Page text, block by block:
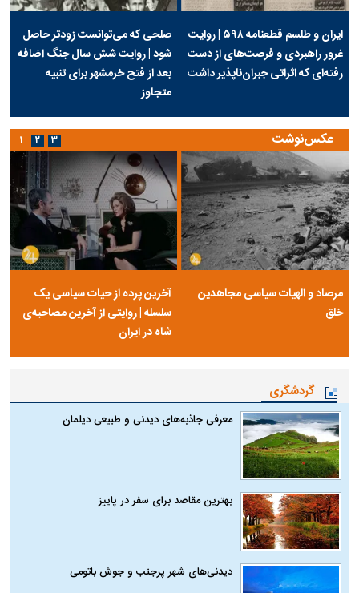
ایران و طلسم قطعنامه ۵۹۸ | روایت
غرور راهبردی و فرصت‌های از دست
رفته‌ای که اثراتی جبران‌ناپذیر داشت
صلحی که می‌توانست زودتر حاصل
شود | روایت شش سال جنگ اضافه
بعد از فتح خرمشهر برای تنبیه
متجاوز
عکس‌نوشت
مرصاد و الهیات سیاسی مجاهدین
خلق
آخرین پرده از حیات سیاسی یک
سلسله | روایتی از آخرین مصاحبه‌ی
شاه در ایران
۱ ۲ ۳
گردشگری
معرفی جاذبه‌های دیدنی و طبیعی دیلمان
بهترین مقاصد برای سفر در پاییز
دیدنی‌های شهر پرجنب و جوش باتومی